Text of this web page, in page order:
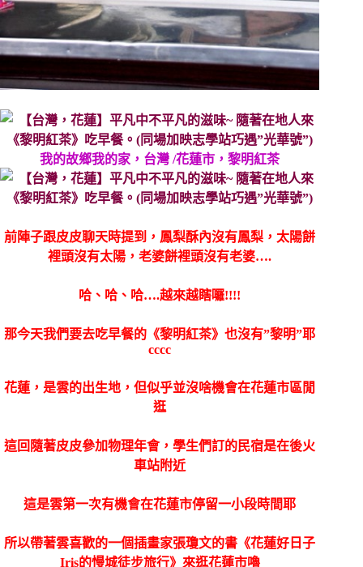
我的故鄉我的家，台灣 /花蓮市，黎明紅茶
前陣子跟皮皮聊天時提到，鳳梨酥內沒有鳳梨，太陽餅
裡頭沒有太陽，老婆餅裡頭沒有老婆….
哈、哈、哈….越來越瞎囉!!!!
那今天我們要去吃早餐的《黎明紅茶》也沒有”黎明”耶
cccc
花蓮，是雲的出生地，但似乎並沒啥機會在花蓮市區閒
逛
這回隨著皮皮參加物理年會，學生們訂的民宿是在後火
車站附近
這是雲第一次有機會在花蓮市停留一小段時間耶
所以帶著雲喜歡的一個插畫家張瓊文的書《花蓮好日子
Iris的慢城徒步旅行》來逛花蓮市嚕